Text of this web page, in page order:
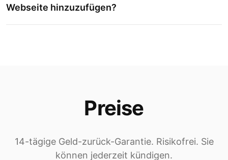
Webseite hinzuzufügen?
Preise
14-tägige Geld-zurück-Garantie. Risikofrei. Sie
können jederzeit kündigen.